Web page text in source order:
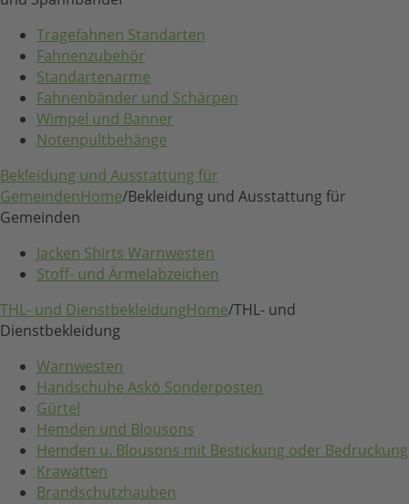
Tragefahnen Standarten
Fahnenzubehör
Standartenarme
Fahnenbänder und Schärpen
Wimpel und Banner
Notenpultbehänge
Bekleidung und Ausstattung für
GemeindenHome/Bekleidung und Ausstattung für
Gemeinden
Jacken Shirts Warnwesten
Stoff- und Ärmelabzeichen
THL- und DienstbekleidungHome/THL- und
Dienstbekleidung
Warnwesten
Handschuhe Askö Sonderposten
Gürtel
Hemden und Blousons
Hemden u. Blousons mit Bestickung oder Bedruckung
Krawatten
Brandschutzhauben